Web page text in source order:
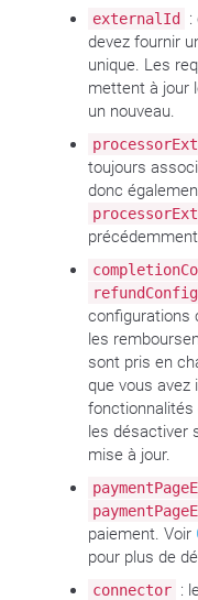
externalId
:
devez fournir
unique. Les
mettent à jour
un nouveau.
toujours
donc
configurations
les
sont pris en
que vous avez
fonctionnalités
les désactiver
mise à jour.
paiement. Voir
pour plus de
connector :